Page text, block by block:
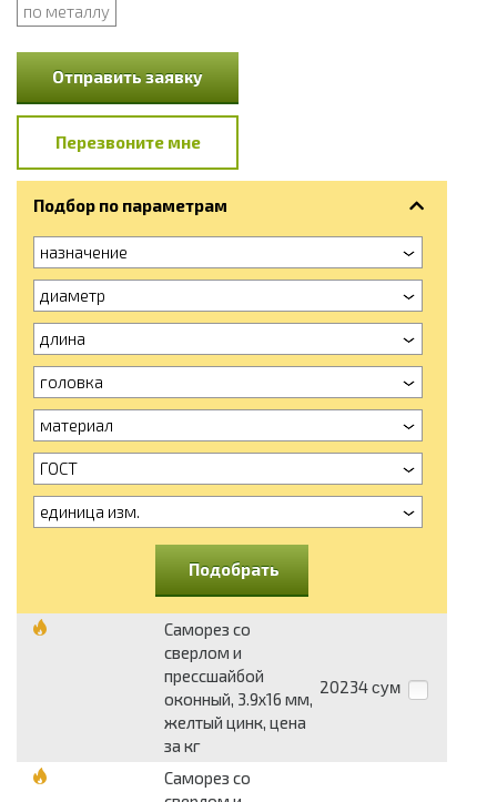
по металлу
Отправить заявку
Перезвоните мне
Подбор по параметрам
назначение
диаметр
длина
головка
материал
ГОСТ
единица изм.
Подобрать
Саморез со
сверлом и
прессшайбой
оконный, 3.9х16 мм,
желтый цинк, цена
за кг
20234 сум
Саморез со